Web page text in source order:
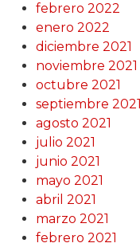
febrero 2022
enero 2022
diciembre 2021
noviembre 2021
octubre 2021
septiembre 2021
agosto 2021
julio 2021
junio 2021
mayo 2021
abril 2021
marzo 2021
febrero 2021